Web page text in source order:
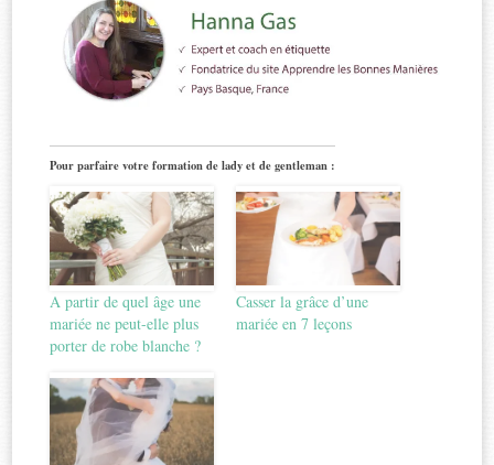
Pour parfaire votre formation de lady et de gentleman :
A partir de quel âge une
mariée ne peut-elle plus
porter de robe blanche ?
Casser la grâce d’une
mariée en 7 leçons